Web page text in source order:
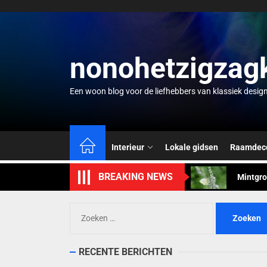
Een woon blog voor de liefhebbers van klassiek design
Interieur Lokale gidsen
BREAKING NEWS
naar:
RECENTE BERICHTEN